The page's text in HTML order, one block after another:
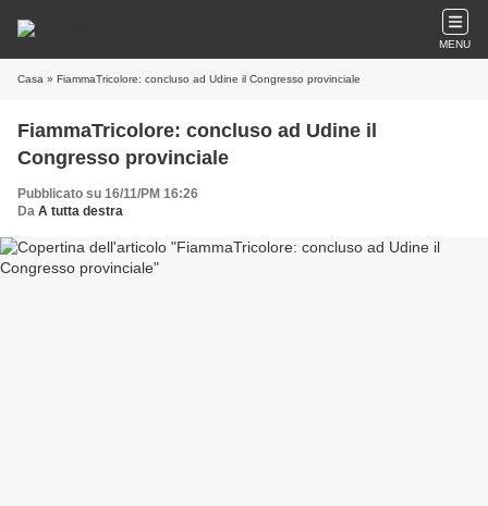
MENU
Casa » FiammaTricolore: concluso ad Udine il Congresso provinciale
FiammaTricolore: concluso ad Udine il
Congresso provinciale
Pubblicato su 16/11/PM 16:26
Da A tutta destra